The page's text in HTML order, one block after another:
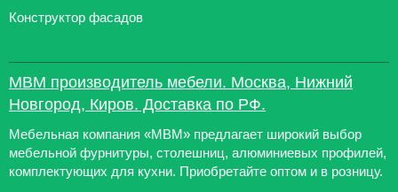
Конструктор фасадов
МВМ производитель мебели. Москва, Нижний
Новгород, Киров. Доставка по РФ.
Мебельная компания «МВМ» предлагает широкий выбор
мебельной фурнитуры, столешниц, алюминиевых профилей,
комплектующих для кухни. Приобретайте оптом и в розницу.